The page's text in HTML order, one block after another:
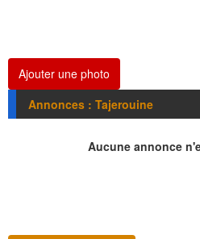
Ajouter une photo
Annonces : Tajerouine
Aucune annonce